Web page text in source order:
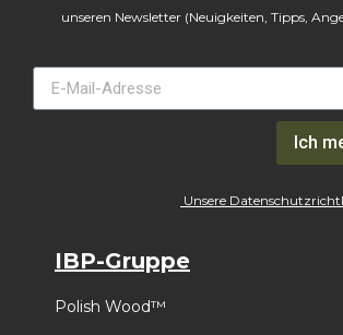
unseren Newsletter (Neuigkeiten, Tipps,
Ich
Unsere
IBP-Gruppe
Polish Wood™